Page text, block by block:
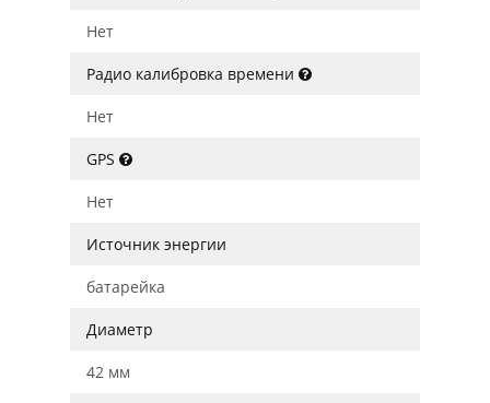
Нет
Радио калибровка времени
Нет
GPS
Нет
Источник энергии
батарейка
Диаметр
42 мм